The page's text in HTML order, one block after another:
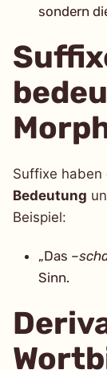
sondern
Suffixe haben
Bedeutung
Beispiel:
„Das –
Sinn.